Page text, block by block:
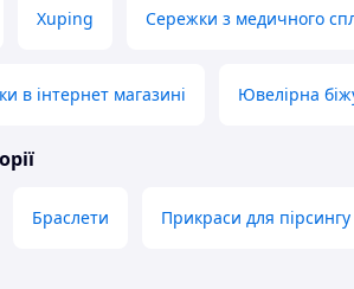
Xuping Сережки з медичного
в інтернет магазині Ювелірна
Браслети Прикраси для пірсингу